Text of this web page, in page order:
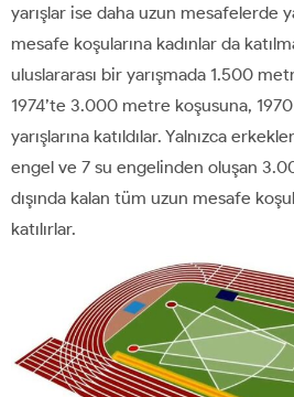
yarışlar ise daha uzun mesafelerde
mesafe koşularına kadınlar da
uluslararası bir yarışmada 1.500
1974’te 3.000 metre koşusuna,
yarışlarına katıldılar. Yalnızca
engel ve 7 su engelinden oluşan
dışında kalan tüm uzun mesafe
katılırlar.